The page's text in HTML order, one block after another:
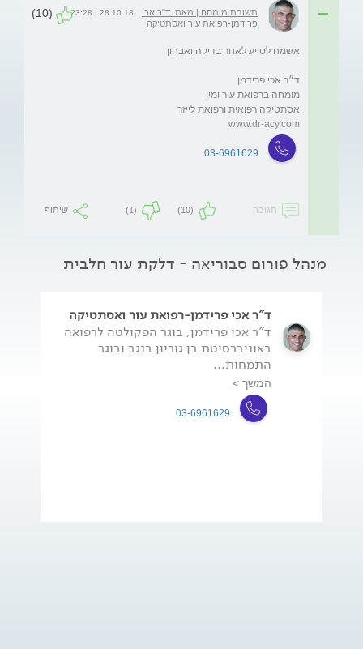
תשובת מומחה | מאת: ד"ר אכי
פרידמן-רפואת עור ואסתטיקה
28.10.18 | 23:28
(10)
www.dr-acy.com
03-6961629
תגובה (10)
(1) שיתוף
מנהל פורום סבוריאה - דלקת עור חלבית
ד"ר אכי פרידמן-רפואת עור ואסתטיקה
ד"ר אכי פרידמן, בוגר הפקולטה לרפואה
באוניברסיטת בן גוריון בנגב ובוגר
התמחות...
המשך >
03-6961629